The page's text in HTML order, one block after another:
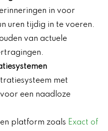
in voor
uren tijdig in te voeren.
van actuele
met
een naadloze
platform zoals Exact of